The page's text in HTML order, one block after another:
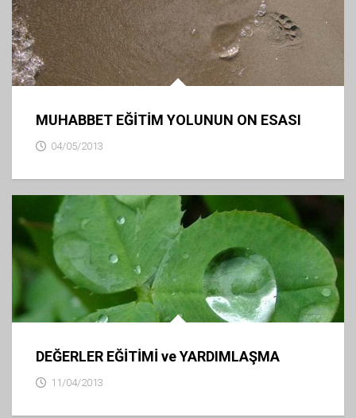
MUHABBET EĞİTİM YOLUNUN ON ESASI
04/05/2013
DEĞERLER EĞİTİMİ ve YARDIMLAŞMA
11/04/2013